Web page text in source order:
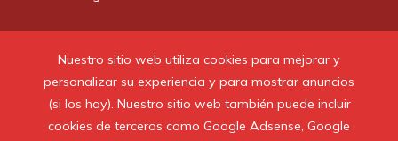
Nuestro sitio web utiliza cookies para mejorar y
personalizar su experiencia y para mostrar anuncios
(si los hay). Nuestro sitio web también puede incluir
cookies de terceros como Google Adsense, Google